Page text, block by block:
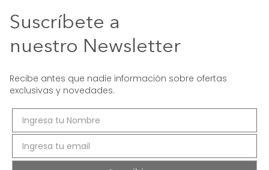
Suscríbete a
nuestro Newsletter
Recibe antes que nadie información sobre ofertas
exclusivas y novedades.